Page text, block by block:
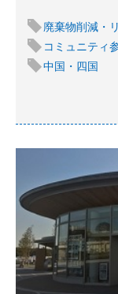
廃棄物削減・
コミュニティ
中国・四国